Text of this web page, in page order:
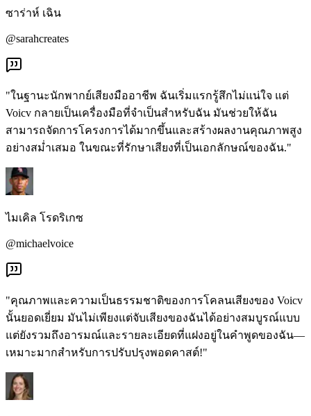
ซาร่าห์ เฉิน
@sarahcreates
"ในฐานะนักพากย์เสียงมืออาชีพ ฉันเริ่มแรกรู้สึกไม่แน่ใจ แต่
Voicv กลายเป็นเครื่องมือที่จำเป็นสำหรับฉัน มันช่วยให้ฉัน
สามารถจัดการโครงการได้มากขึ้นและสร้างผลงานคุณภาพสูง
อย่างสม่ำเสมอ ในขณะที่รักษาเสียงที่เป็นเอกลักษณ์ของฉัน."
ไมเคิล โรดริเกซ
@michaelvoice
"คุณภาพและความเป็นธรรมชาติของการโคลนเสียงของ Voicv
นั้นยอดเยี่ยม มันไม่เพียงแต่จับเสียงของฉันได้อย่างสมบูรณ์แบบ
แต่ยังรวมถึงอารมณ์และรายละเอียดที่แฝงอยู่ในคำพูดของฉัน—
เหมาะมากสำหรับการปรับปรุงพอดคาสต์!"